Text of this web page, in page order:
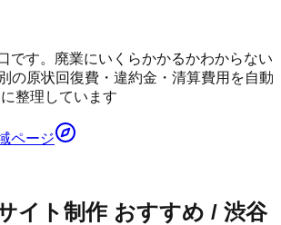
です。廃業にいくらかかるかわからない
の原状回復費・違約金・清算費用を自動
整理しています
ページ
イト制作 おすすめ / 渋谷